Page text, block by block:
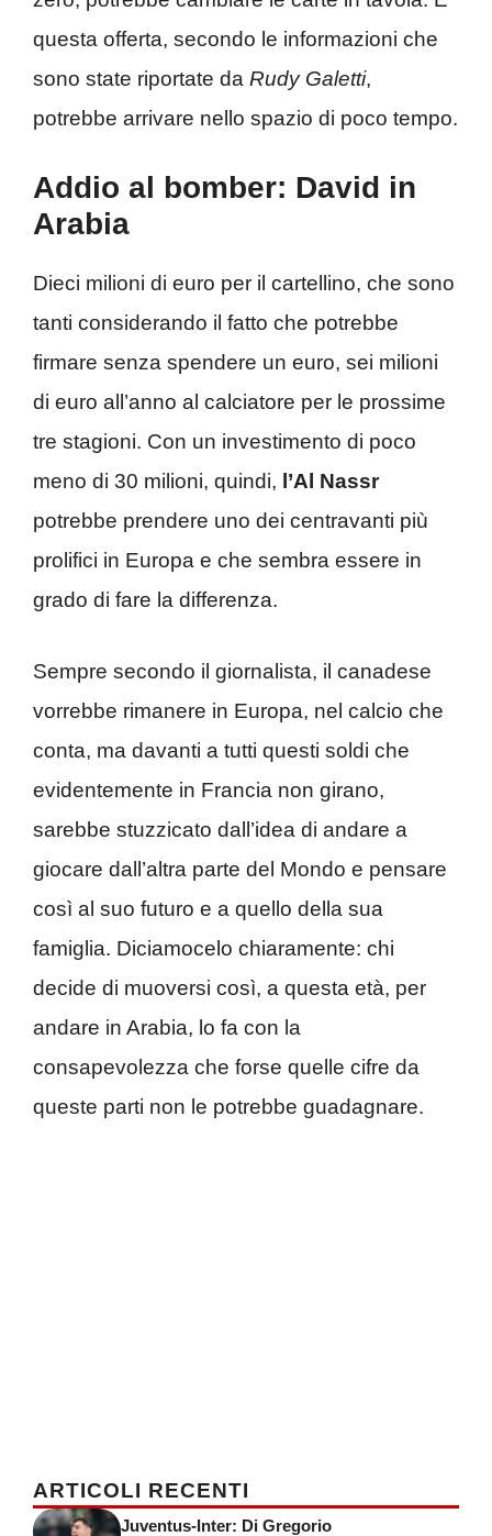
questa offerta, secondo le informazioni che
sono state riportate da Rudy Galetti,
potrebbe arrivare nello spazio di poco tempo.
Addio al bomber: David in
Arabia
Dieci milioni di euro per il cartellino, che sono
tanti considerando il fatto che potrebbe
firmare senza spendere un euro, sei milioni
di euro all’anno al calciatore per le prossime
tre stagioni. Con un investimento di poco
meno di 30 milioni, quindi, l’Al Nassr
potrebbe prendere uno dei centravanti più
prolifici in Europa e che sembra essere in
grado di fare la differenza.
Sempre secondo il giornalista, il canadese
vorrebbe rimanere in Europa, nel calcio che
conta, ma davanti a tutti questi soldi che
evidentemente in Francia non girano,
sarebbe stuzzicato dall’idea di andare a
giocare dall’altra parte del Mondo e pensare
così al suo futuro e a quello della sua
famiglia. Diciamocelo chiaramente: chi
decide di muoversi così, a questa età, per
andare in Arabia, lo fa con la
consapevolezza che forse quelle cifre da
queste parti non le potrebbe guadagnare.
ARTICOLI RECENTI
Juventus-Inter: Di Gregorio